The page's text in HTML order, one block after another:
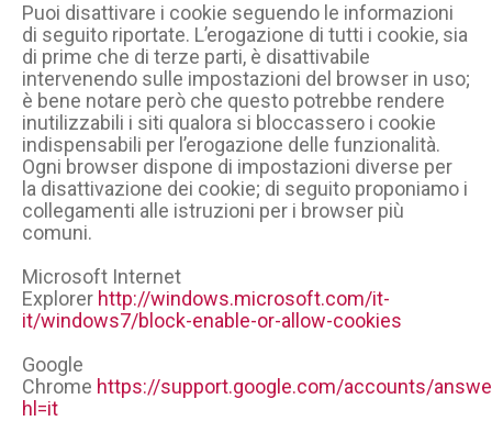
Puoi disattivare i cookie seguendo le informazioni
di seguito riportate. L’erogazione di tutti i cookie, sia
di prime che di terze parti, è disattivabile
intervenendo sulle impostazioni del browser in uso;
è bene notare però che questo potrebbe rendere
inutilizzabili i siti qualora si bloccassero i cookie
indispensabili per l’erogazione delle funzionalità.
Ogni browser dispone di impostazioni diverse per
la disattivazione dei cookie; di seguito proponiamo i
collegamenti alle istruzioni per i browser più
comuni.
Microsoft Internet
Explorer http://windows.microsoft.com/it-
it/windows7/block-enable-or-allow-cookies
Google
Chrome https://support.google.com/accounts/
hl=it